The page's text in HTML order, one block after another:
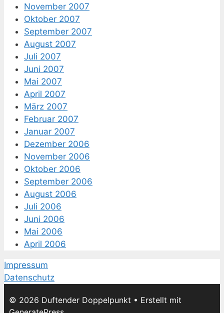
November 2007
Oktober 2007
September 2007
August 2007
Juli 2007
Juni 2007
Mai 2007
April 2007
März 2007
Februar 2007
Januar 2007
Dezember 2006
November 2006
Oktober 2006
September 2006
August 2006
Juli 2006
Juni 2006
Mai 2006
April 2006
Impressum
Datenschutz
© 2026 Duftender Doppelpunkt • Erstellt mit